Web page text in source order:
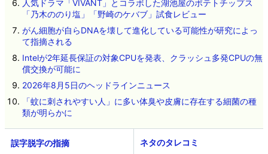
人気ドラマ「VIVANT」とコラボした湖池屋のポテトチップス
「乃木ののり塩」「野崎のケバブ」試食レビュー
がん細胞が自らDNAを壊して進化している可能性が研究によっ
て指摘される
Intelが2年延長保証の対象CPUを発表、クラッシュ多発CPUの無
償交換が可能に
2026年8月5日のヘッドラインニュース
「蚊に刺されやすい人」に多い体臭や皮膚に存在する細菌の種
類が明らかに
ネタのタレコミ